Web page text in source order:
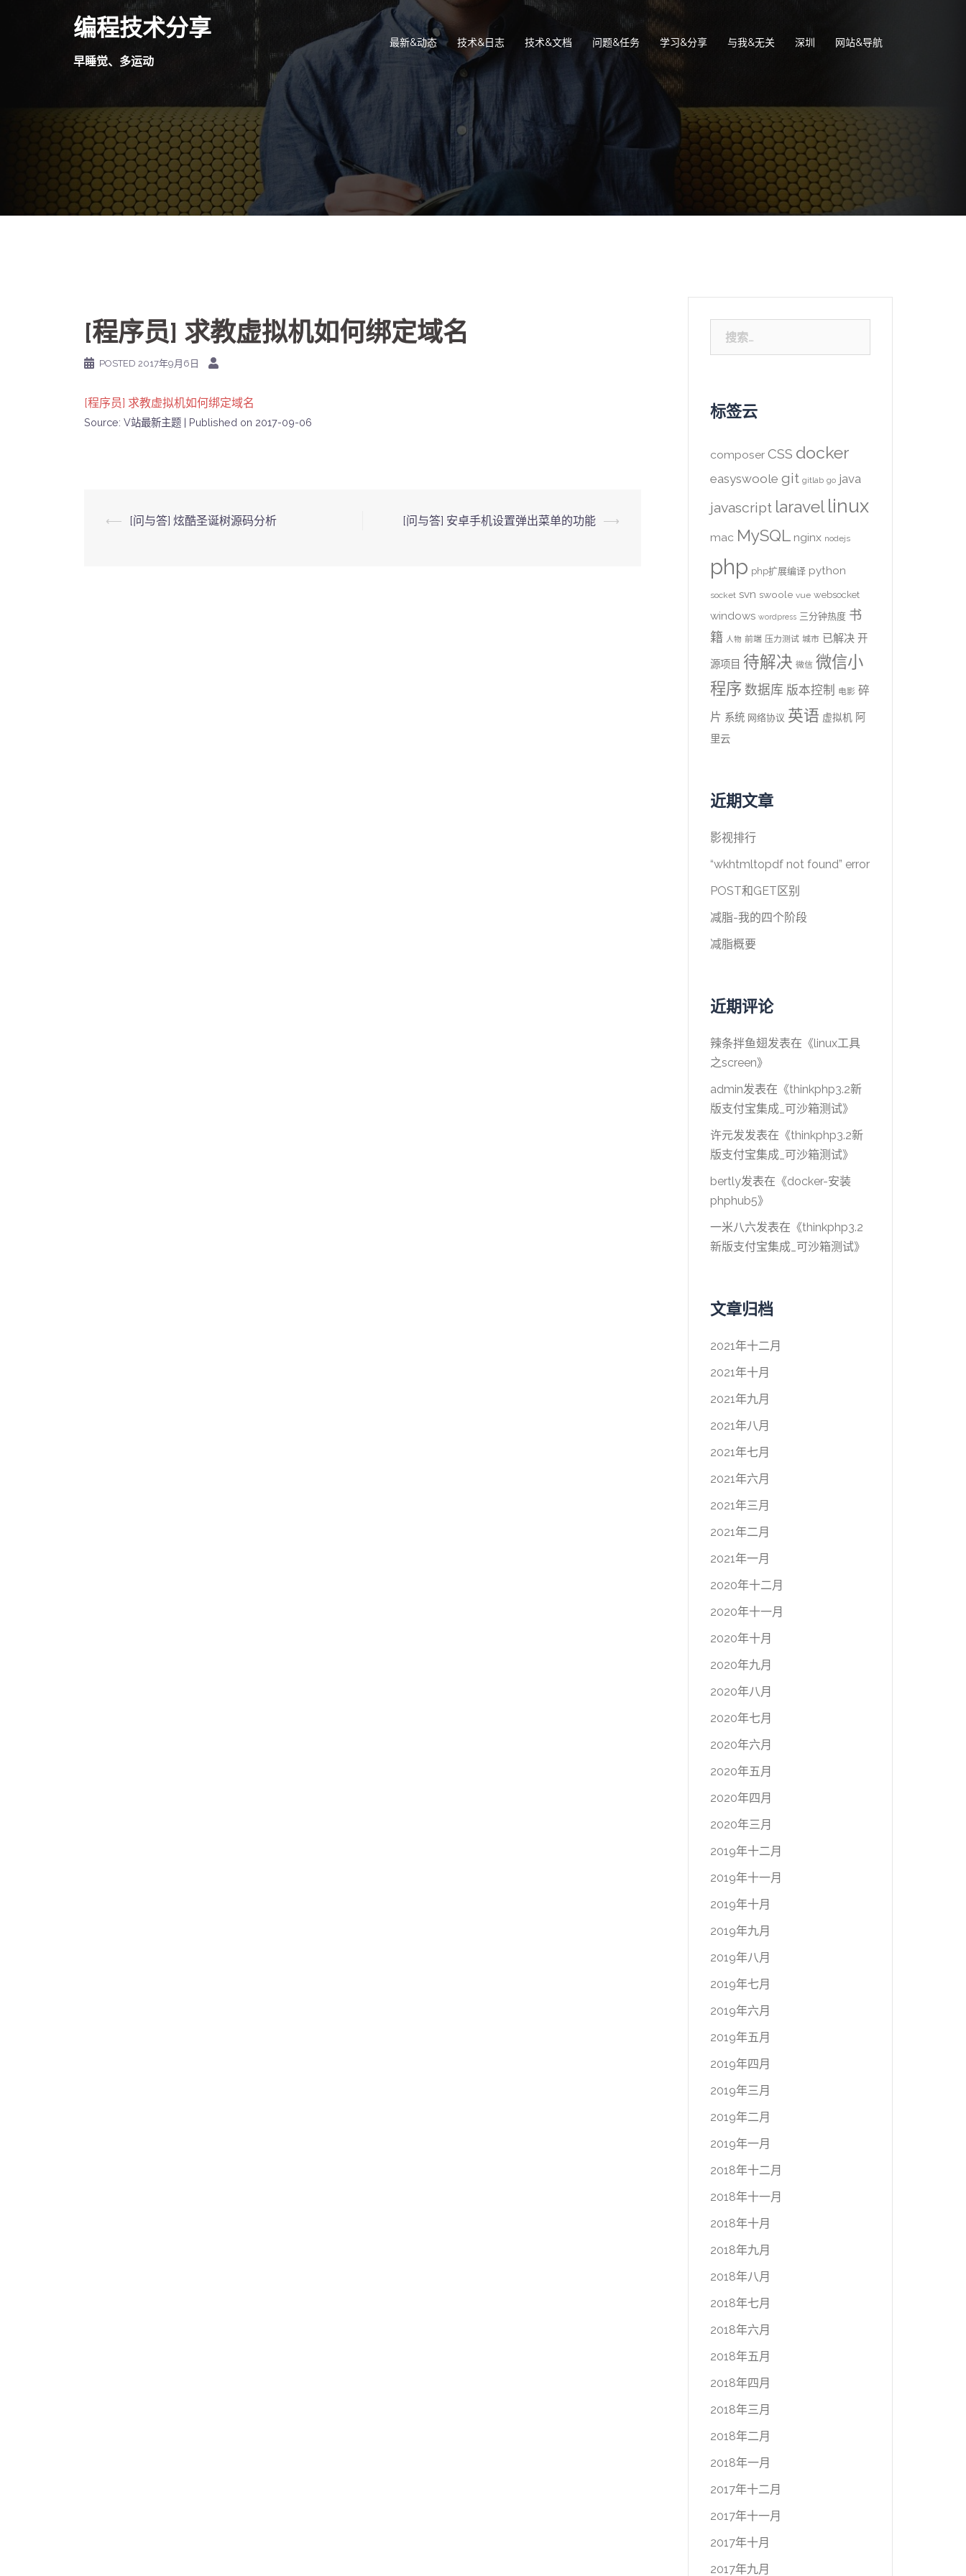
编程技术分享
早睡觉、多运动
最新&动态 技术&日志 技术&文档 问题&任务 学习&分享 与我&无关 深圳 网站&导航
[程序员] 求教虚拟机如何绑定域名
POSTED 2017年9月6日
[程序员] 求教虚拟机如何绑定域名
Source: V站最新主题 Published on 2017-09-06
Post
⟵ [问与答] 炫酷圣诞树源码分析 [问与答] 安卓手机设置弹出菜单的功能 ⟶
索：
标签云
composer CSS docker
easyswoole git gitlab go java
javascript laravel linux
mac MySQL nginx nodejs
php php扩展编译 python
socket svn swoole vue websocket
windows wordpress 三分钟热度 书
籍 人物 前端 压力测试 城市 已解决 开
源项目 待解决 微信 微信小
程序 数据库 版本控制 电影 碎
片 系统 网络协议 英语 虚拟机 阿
里云
近期文章
影视排行
“wkhtmltopdf not found” error
POST和GET区别
减脂-我的四个阶段
减脂概要
近期评论
辣条拌鱼翅发表在《linux工具
之screen》
admin发表在《thinkphp3.2新
版支付宝集成_可沙箱测试》
许元发发表在《thinkphp3.2新
版支付宝集成_可沙箱测试》
bertly发表在《docker-安装
phphub5》
一米八六发表在《thinkphp3.2
新版支付宝集成_可沙箱测试》
文章归档
2021年十二月
2021年十月
2021年九月
2021年八月
2021年七月
2021年六月
2021年三月
2021年二月
2021年一月
2020年十二月
2020年十一月
2020年十月
2020年九月
2020年八月
2020年七月
2020年六月
2020年五月
2020年四月
2020年三月
2019年十二月
2019年十一月
2019年十月
2019年九月
2019年八月
2019年七月
2019年六月
2019年五月
2019年四月
2019年三月
2019年二月
2019年一月
2018年十二月
2018年十一月
2018年十月
2018年九月
2018年八月
2018年七月
2018年六月
2018年五月
2018年四月
2018年三月
2018年二月
2018年一月
2017年十二月
2017年十一月
2017年十月
2017年九月